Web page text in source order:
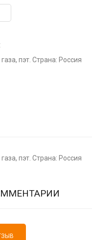
пэт. Страна: Россия
пэт. Страна: Россия